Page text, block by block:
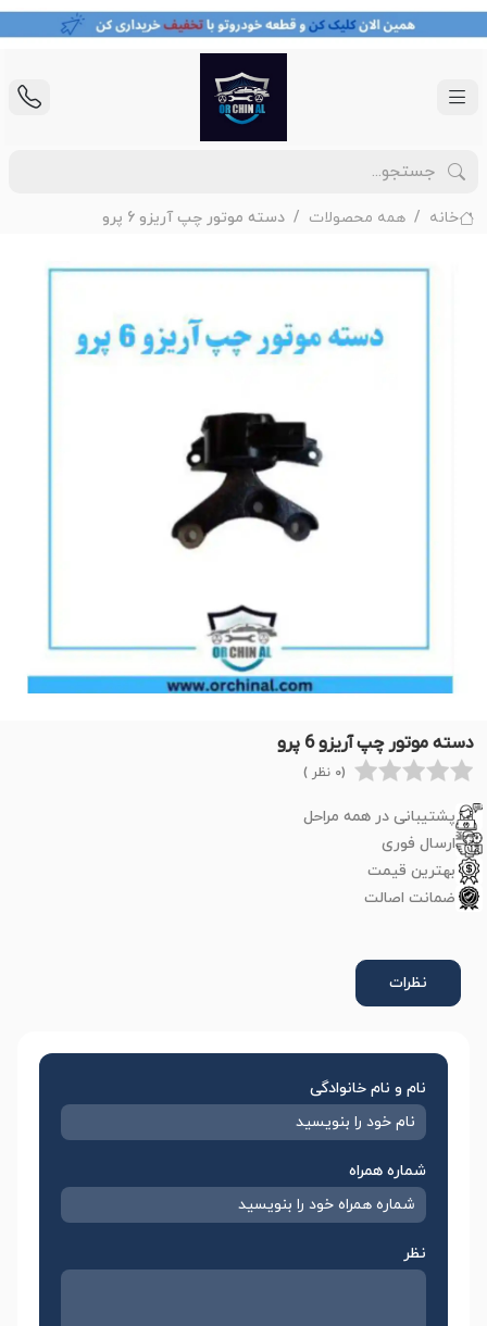
خانه همه محصولات دسته موتور چپ آریزو 6 پرو
دسته موتور چپ آریزو 6 پرو
(0 نظر )
پشتیبانی در همه مراحل
ارسال فوری
بهترین قیمت
ضمانت اصالت
نظرات
نام و نام خانوادگی
شماره همراه
نظر